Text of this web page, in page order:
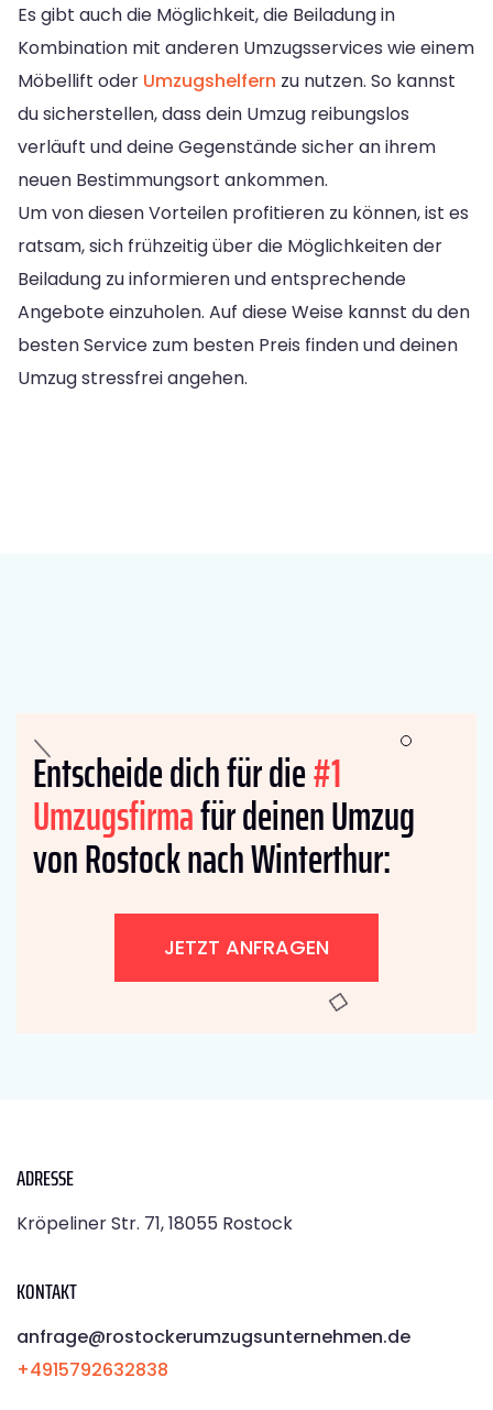
Es gibt auch die Möglichkeit, die Beiladung in
Kombination mit anderen Umzugsservices wie einem
Möbellift oder Umzugshelfern zu nutzen. So kannst
du sicherstellen, dass dein Umzug reibungslos
verläuft und deine Gegenstände sicher an ihrem
neuen Bestimmungsort ankommen.
Um von diesen Vorteilen profitieren zu können, ist es
ratsam, sich frühzeitig über die Möglichkeiten der
Beiladung zu informieren und entsprechende
Angebote einzuholen. Auf diese Weise kannst du den
besten Service zum besten Preis finden und deinen
Umzug stressfrei angehen.
Entscheide dich für die#1
Umzugsfirmafür deinen Umzug
von Rostock nach Winterthur:
JETZT ANFRAGEN
ADRESSE
Kröpeliner Str. 71, 18055 Rostock
KONTAKT
anfrage@rostockerumzugsunternehmen.de
+4915792632838